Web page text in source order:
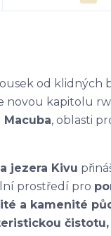
od klidných
novou kapitolu
Macuba, oblasti
jezera Kivu
prostředí pro
a kamenité